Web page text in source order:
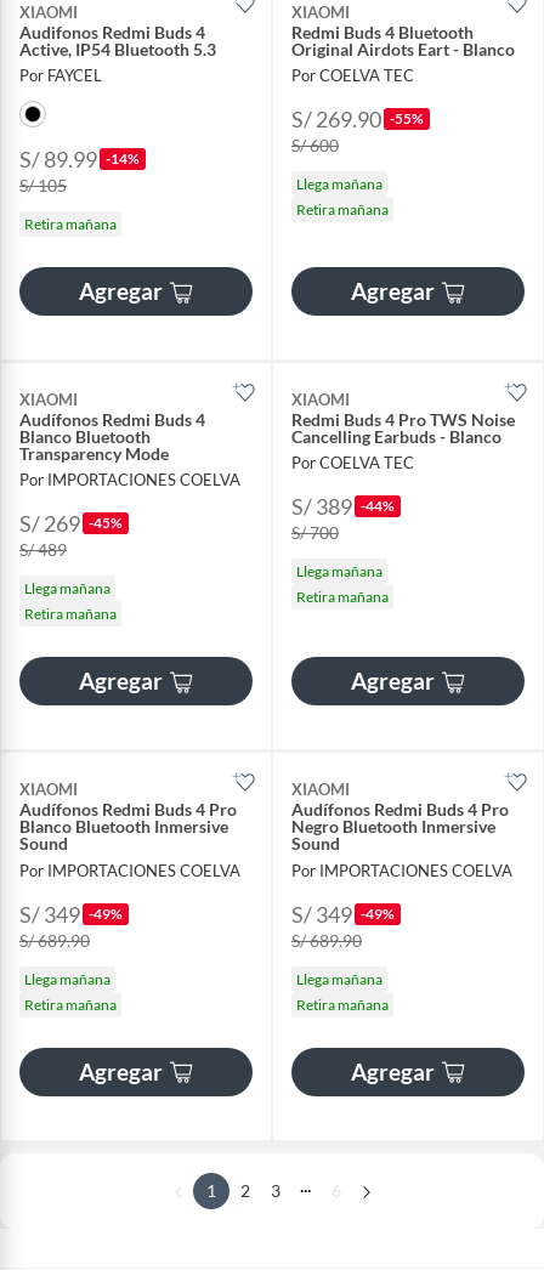
XIAOMI
Audifonos Redmi Buds 4
Active, IP54 Bluetooth 5.3
Por FAYCEL
S/ 89.99 -14%
S/ 105
Retira mañana
Agregar
XIAOMI
Redmi Buds 4 Bluetooth
Original Airdots Eart - Blanco
Por COELVA TEC
S/ 269.90 -55%
S/ 600
Llega mañana
Retira mañana
Agregar
XIAOMI
Audífonos Redmi Buds 4
Blanco Bluetooth
Transparency Mode
Por IMPORTACIONES COELVA
S/ 269 -45%
S/ 489
Llega mañana
Retira mañana
Agregar
XIAOMI
Redmi Buds 4 Pro TWS Noise
Cancelling Earbuds - Blanco
Por COELVA TEC
S/ 389 -44%
S/ 700
Llega mañana
Retira mañana
Agregar
XIAOMI
Audífonos Redmi Buds 4 Pro
Blanco Bluetooth Inmersive
Sound
Por IMPORTACIONES COELVA
S/ 349 -49%
S/ 689.90
Llega mañana
Retira mañana
Agregar
XIAOMI
Audífonos Redmi Buds 4 Pro
Negro Bluetooth Inmersive
Sound
Por IMPORTACIONES COELVA
S/ 349 -49%
S/ 689.90
Llega mañana
Retira mañana
Agregar
1 2 3 ... 6